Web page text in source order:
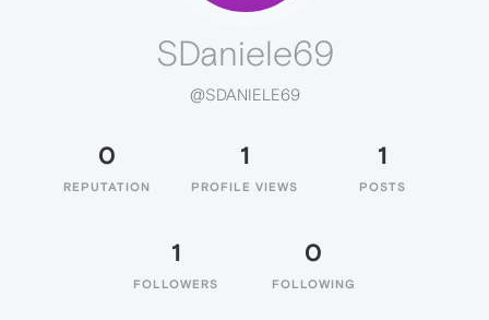
SDaniele69
@SDANIELE69
0
REPUTATION
1
PROFILE VIEWS
1
POSTS
1
FOLLOWERS
0
FOLLOWING